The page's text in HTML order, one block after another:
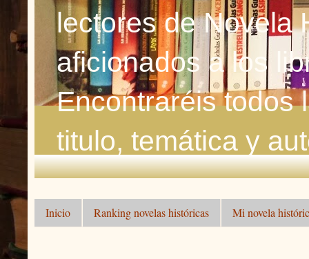
lectores de Novela
aficionados a los
Encontraréis todos
titulo, temática y
Inicio Ranking novelas históricas Mi novela